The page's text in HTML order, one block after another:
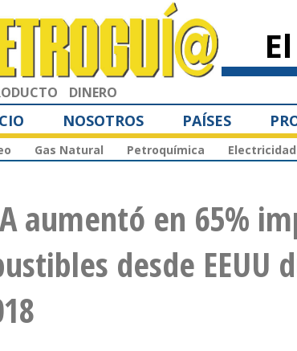
DINERO
NOSOTROS PAÍSES
Gas Natural Petroquímica Electricidad
aumentó en 65%
desde